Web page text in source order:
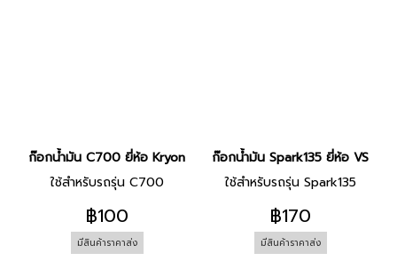
ก๊อกน้ำมัน C700 ยี่ห้อ Kryon
ใช้สำหรับรถรุ่น C700
฿100
มีสินค้าราคาส่ง
ก๊อกน้ำมัน Spark135 ยี่ห้อ VS
ใช้สำหรับรถรุ่น Spark135
฿170
มีสินค้าราคาส่ง